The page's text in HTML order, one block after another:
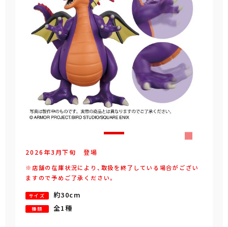
2026年3 月下旬 登場
※店舗の在庫状況により、取扱を終了している場合がござい
ますので予めご了承ください。
サイズ 約30cm
種類 全1種